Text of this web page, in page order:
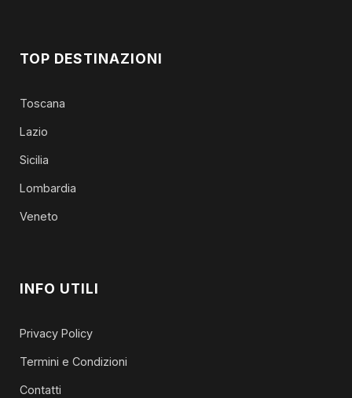
TOP DESTINAZIONI
Toscana
Lazio
Sicilia
Lombardia
Veneto
INFO UTILI
Privacy Policy
Termini e Condizioni
Contatti